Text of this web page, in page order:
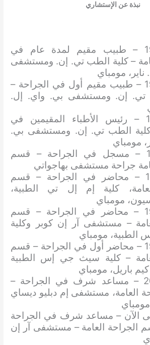
نبذة عن الإستشاري
1988-1989 – طبيب مقيم لمدة عام في
– كلية الطب تي. إن. ومستشفى
مومباي
1989-1990 – طبيب مقيم أول في الجراحة –
تي. إن. ومستشفى بي. واي. إل.
1990-1991 – رئيس الأطباء المقيمين في
كلية الطب تي. إن. ومستشفى بي.
مومباي
1991-1992 – مسجل في الجراحة – قسم
جراحة مستشفى بهاجواتي
1992-1993 – محاضر في الجراحة – قسم
كلية إم إل تي الطبية،
مومباي
1993-1998 – محاضر في الجراحة – قسم
– مستشفى آر إن كوبر وكلية
مومباي
1998-1999 – محاضر أول في الجراحة – قسم
– كلية سيث جي إس الطبية
باريل، مومباي
2002-2003 – مساعد شرف في الجراحة –
العامة، مستشفى إم دبليو ديساي
– حتى الآن – مساعد شرف في الجراحة
الجراحة العامة – مستشفى آر إن